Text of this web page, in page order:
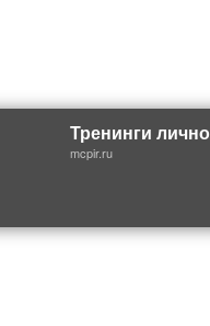
Тренинги
mcpir.ru